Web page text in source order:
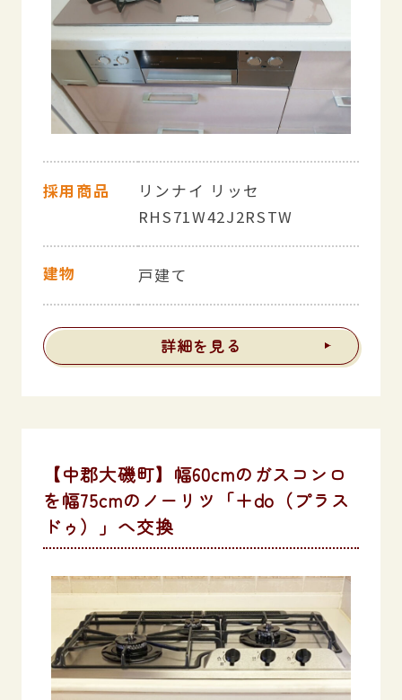
採用商品
リンナイ リッセ
RHS71W42J2RSTW
建物 戸建て
詳細を見る
【中郡大磯町】幅60cmのガスコンロ
を幅75cmのノーリツ「＋do（プラス
ドゥ）」へ交換